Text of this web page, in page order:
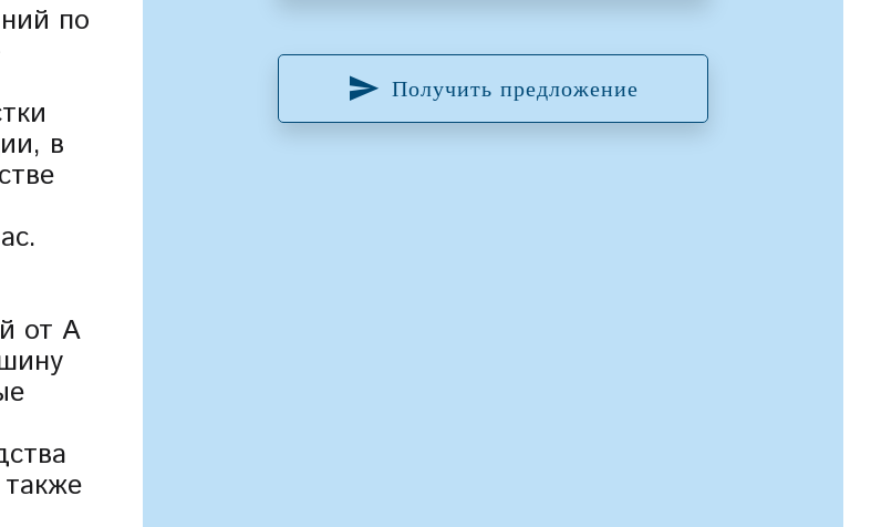
по
в
от А
Получить предложение